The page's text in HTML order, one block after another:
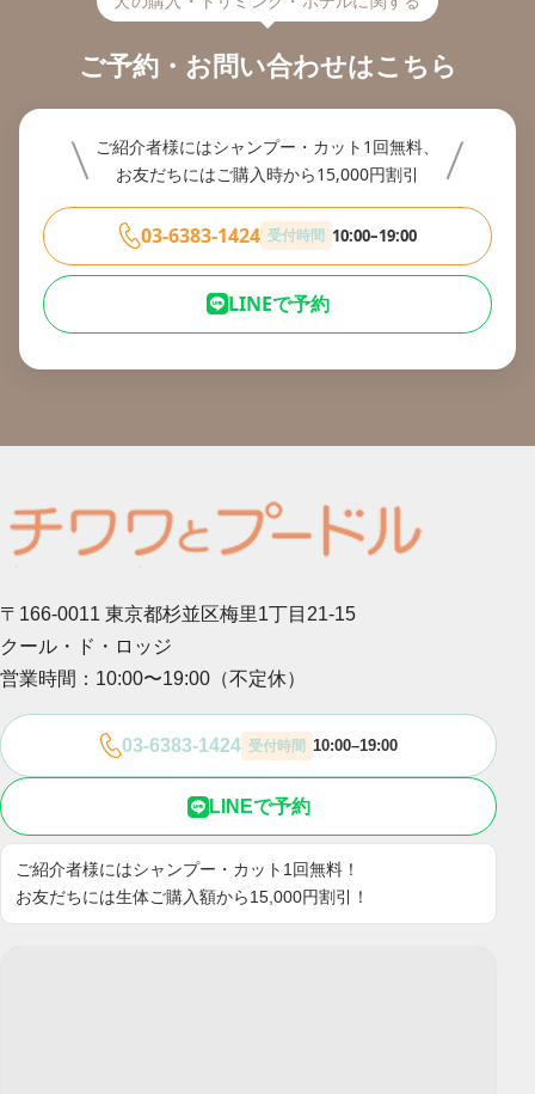
ご予約・お問い合わせはこちら
ご紹介者様にはシャンプー・カット1回無料、
お友だちにはご購入時から15,000円割引
03-6383-1424 受付時間 10:00–19:00
LINEで予約
〒166-0011 東京都杉並区梅里1丁目21-15
クール・ド・ロッジ
営業時間：10:00〜19:00（不定休）
03-6383-1424 受付時間 10:00–19:00
LINEで予約
ご紹介者様にはシャンプー・カット1回無料！
お友だちには生体ご購入額から15,000円割引！